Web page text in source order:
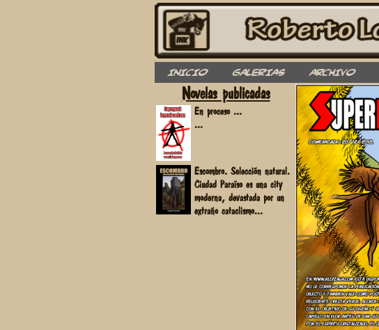
INICIO GALERIAS ARCHIVO
Novelas publicadas
En proceso ...
...
Escombro. Selección natural.
Ciudad Paraíso es una city
moderna, devastada por un
extraño cataclismo...